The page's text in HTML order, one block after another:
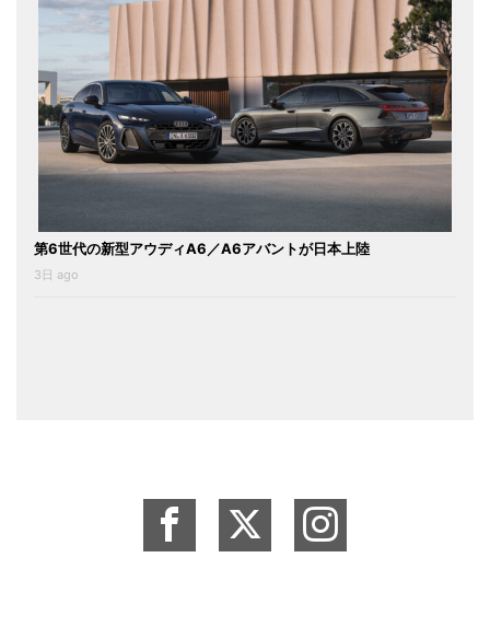
第6世代の新型アウディA6／A6アバントが日本上陸
3日 ago